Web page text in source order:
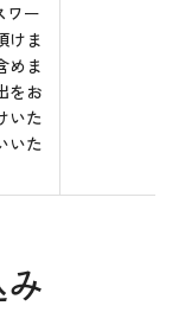
ワー
けま
めま
をお
いた
いた